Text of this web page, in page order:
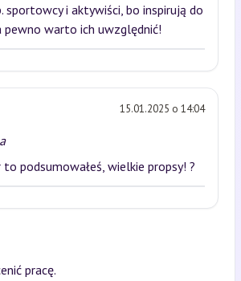
sportowcy i aktywiści, bo inspirują do
pewno warto ich uwzględnić!
15.01.2025 o 14:04
to podsumowałeś, wielkie propsy! ?
pracę.